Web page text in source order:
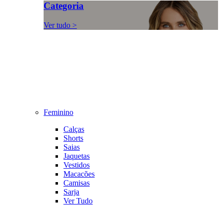
Categoria
Ver tudo >
Feminino
Calças
Shorts
Saias
Jaquetas
Vestidos
Macacões
Camisas
Sarja
Ver Tudo